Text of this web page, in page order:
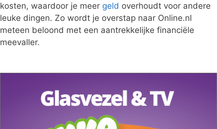
kosten, waardoor je meer geld overhoudt voor andere
leuke dingen. Zo wordt je overstap naar Online.nl
meteen beloond met een aantrekkelijke financiële
meevaller.